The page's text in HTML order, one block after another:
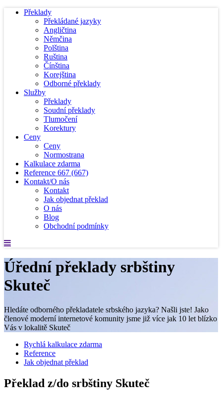
Překlady
Překládané jazyky
Angličtina
Němčina
Polština
Ruština
Čínština
Korejština
Odborné překlady
Služby
Překlady
Soudní překlady
Tlumočení
Korektury
Ceny
Ceny
Normostrana
Kalkulace zdarma
Reference 667 (667)
Kontakt/O nás
Kontakt
Jak objednat překlad
O nás
Blog
Obchodní podmínky
Úřední překlady srbštiny
Skuteč
Hledáte odborného překladatele srbského jazyka? Našli jste! Jako
členové moderní internetové komunity jsme již více jak 10 let blízko
Vás v lokalitě Skuteč
Rychlá kalkulace zdarma
Reference
Jak objednat překlad
Překlad z/do srbštiny Skuteč